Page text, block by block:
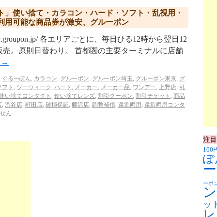
使い捨て・カラコン・ハード・ソフト・乱視用・
用可能な商品券が激安、グルーポン
各エリアごとに、毎日ひる12時から翌日12
。原則日替わり。 首都圏の主要ターミナルに店舗
→
ぐるーぽん, カラコン, グルーポン, グルーポン埼玉 , グルーポン東京, グ
フト , ツーウィーク , ハード, メーカー, メーカー品, ワンデー, 上野店, 乱
い捨てコンタクト , 使い捨てレンズ, 割引クーポン, 割引チケット , 商品
, 渋谷店, 町田店, 破損保証, 藤沢店, 調整補償, 遠近両用 , 遠近両用コンタ
ん
注
100
ぽ
ーポ
ン
ッ
レ